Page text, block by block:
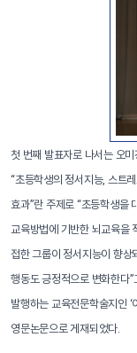
첫 번째 발표자로 나서는 오
“초등학생의 정서지능, 스트
효과”란 주제로 “초등학생을
교육방법에 기반한 뇌교육을
접한 그룹이 정서지능이 향상
행동도 긍정적으로 변화한다
발행하는 교육전문학술지인
영문논문으로 게재되었다.